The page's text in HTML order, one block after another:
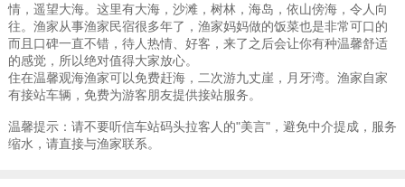
情，遥望大海。这里有大海，沙滩，树林，海岛，依山傍海，令人向
往。渔家从事渔家民宿很多年了，渔家妈妈做的饭菜也是非常可口的
而且口碑一直不错，待人热情、好客，来了之后会让你有种温馨舒适
的感觉，所以绝对值得大家放心。
住在温馨观海渔家可以免费赶海，二次游九丈崖，月牙湾。渔家自家
有接站车辆，免费为游客朋友提供接站服务。
温馨提示：请不要听信车站码头拉客人的"美言"，避免中介提成，服务
缩水，请直接与渔家联系。